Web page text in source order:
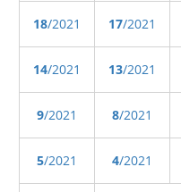
18/2021 17/2021
14/2021 13/2021
9/2021 8/2021
5/2021 4/2021